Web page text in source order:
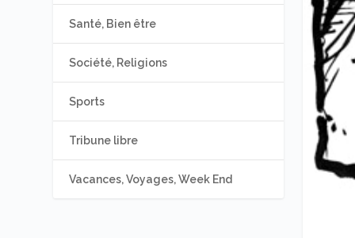
Santé, Bien être
Société, Religions
Sports
Tribune libre
Vacances, Voyages, Week End